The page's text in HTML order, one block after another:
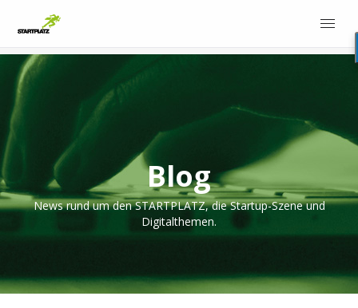
Blog
News rund um den STARTPLATZ, die Startup-Szene und
Digitalthemen.